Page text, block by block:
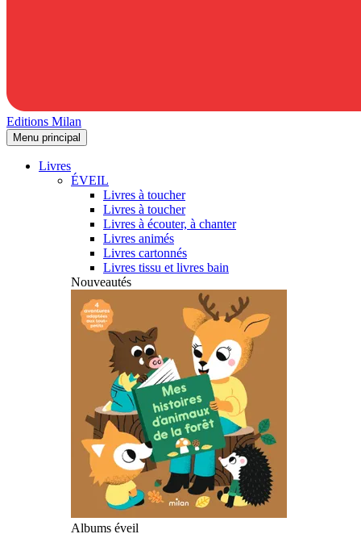
Editions Milan
Menu principal
Livres
ÉVEIL
Livres à toucher
Livres à toucher
Livres à écouter, à chanter
Livres animés
Livres cartonnés
Livres tissu et livres bain
Nouveautés
Albums éveil